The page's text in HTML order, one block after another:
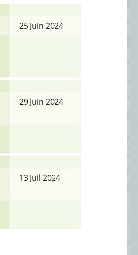
25 Juin 2024
29 Juin 2024
13 Juil 2024